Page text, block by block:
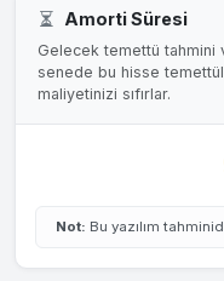
Amorti Süresi
Gelecek temettü tahmini
senede bu hisse
maliyetinizi sıfırlar.
Not: Bu yazılım